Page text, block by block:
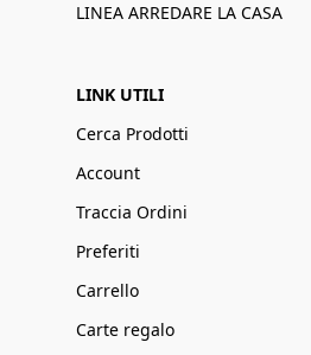
LINEA ARREDARE LA CASA
LINK UTILI
Cerca Prodotti
Account
Traccia Ordini
Preferiti
Carrello
Carte regalo